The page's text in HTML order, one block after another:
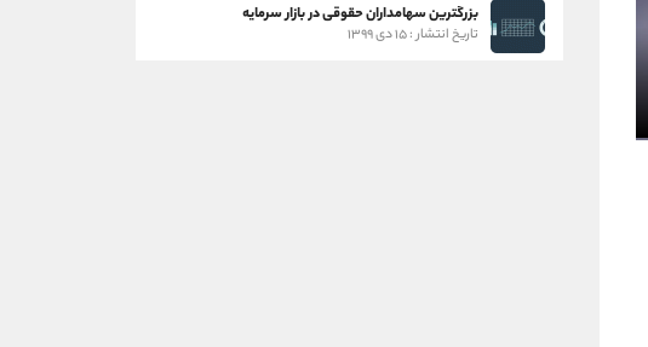
بزرگترین سهامداران حقوقی در بازار سرمایه
تاریخ انتشار : ۱۵ دی ۱۳۹۹